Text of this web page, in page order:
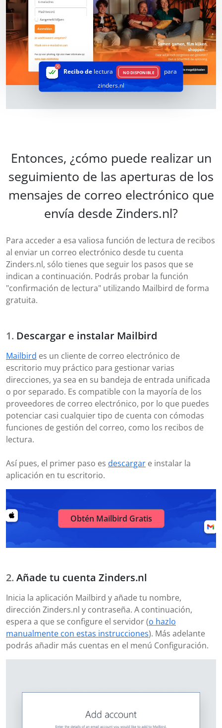
Recibo delectura NO DISPONIBLE
para
zinders.nl
Entonces, ¿cómo puede realizar un
seguimiento de las aperturas de los
mensajes de correo electrónico que
envía desde Zinders.nl?
Para acceder a esa valiosa función de lectura de recibos
al enviar un correo electrónico desde tu cuenta
Zinders.nl, sólo tienes que seguir los pasos que se
indican a continuación. Podrás probar la función
"confirmación de lectura" utilizando Mailbird de forma
gratuita.
Descargar e instalar Mailbird
Mailbird es un cliente de correo electrónico de
escritorio muy práctico para gestionar varias
direcciones, ya sea en su bandeja de entrada unificada
o por separado. Es compatible con la mayoría de los
proveedores de correo electrónico, por lo que puedes
potenciar casi cualquier tipo de cuenta con cómodas
funciones de gestión del correo, como los recibos de
lectura.
Así pues, el primer paso es descargar e instalar la
aplicación en tu escritorio.
Obtén Mailbird Gratis
Añade tu cuenta Zinders.nl
Inicia la aplicación Mailbird y añade tu nombre,
dirección Zinders.nl y contraseña. A continuación,
espera a que se configure el servidor (o hazlo
manualmente con estas instrucciones). Más adelante
podrás añadir más cuentas en el menú Configuración.